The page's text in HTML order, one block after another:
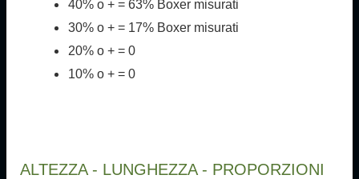
40% o + = 63% Boxer misurati
30% o + = 17% Boxer misurati
20% o + = 0
10% o + = 0
ALTEZZA - LUNGHEZZA - PROPORZIONI